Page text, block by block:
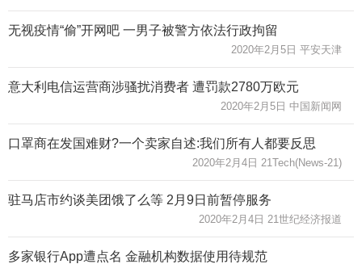
无视疫情“偷”开网吧 一男子被警方依法行政拘留
2020年2月5日 平安天津
意大利电信运营商涉骚扰消费者 遭罚款2780万欧元
2020年2月5日 中国新闻网
口罩商在发国难财?一个卖家自述:我们所有人都要反思
2020年2月4日 21Tech(News-21)
驻马店市约谈美团饿了么等 2月9日前暂停服务
2020年2月4日 21世纪经济报道
多家银行App遭点名 金融机构数据使用待规范